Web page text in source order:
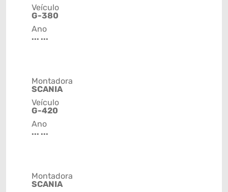
Veículo
G-380
Ano
... ...
Montadora
SCANIA
Veículo
G-420
Ano
... ...
Montadora
SCANIA